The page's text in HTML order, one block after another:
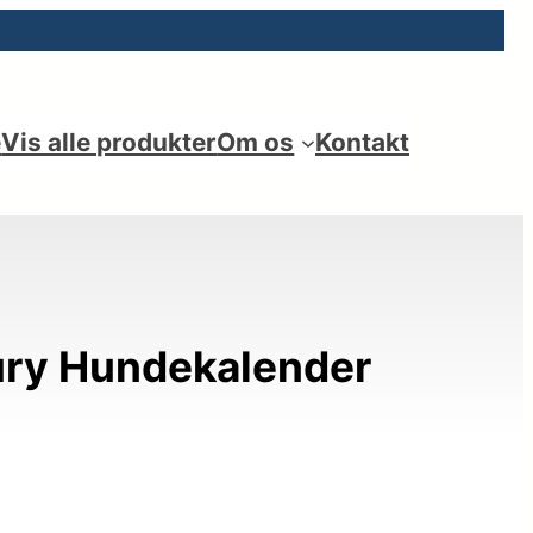
Vis alle produkterOm os Kontakt
Hundekalender